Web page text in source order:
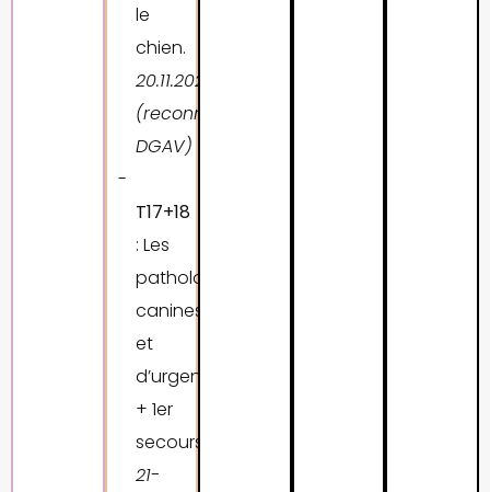
le
chien.
20.11.2027
(reconnu
DGAV)
T17+18
: Les
pathologies
canines
et
d’urgences
+ 1er
secours.
21-